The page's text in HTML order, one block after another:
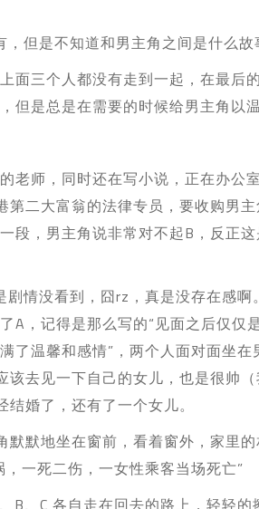
，但是不知道和男主角之间是什么故
面三个人都没有走到一起，在最后
但是总是在需要的时候给男主角以
老师，同时还在写小说，正在办公
第二大富翁的法律专员，要收购男
段，男主角说非常对不起B，反正
情没看到，囧rz，真是没存在感啊。
A，记得是那么写的“见面之后仅仅
了温馨和感情”，两个人面对面坐
该去见一下自己的女儿，也是很帅
婚了，还有了一个女儿。
默默地坐在窗前，看着窗外，家里
，一死二伤，一女性乘客当场死亡”
B、C 各自走在回去的路上，轻轻的